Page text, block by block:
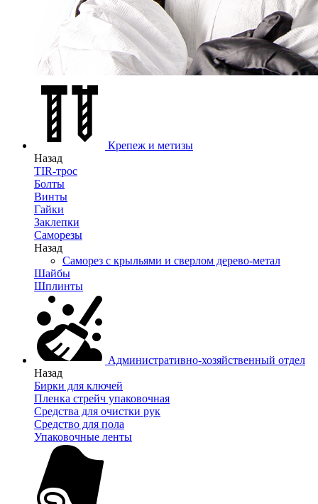
Крепеж и метизы
Назад
TIR-трос
Болты
Винты
Гайки
Заклепки
Саморезы
Назад
Саморез с крыльями и сверлом дерево-метал
Шайбы
Шплинты
Административно-хозяйственный отдел
Назад
Бирки для ключей
Пленка стрейч упаковочная
Средства для очистки рук
Средство для пола
Упаковочные ленты